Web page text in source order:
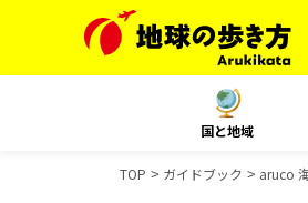
国と地域
TOP ガイドブック aruco